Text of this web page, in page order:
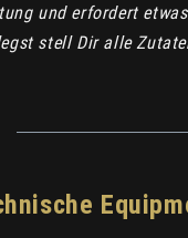
und erfordert
stell Dir alle